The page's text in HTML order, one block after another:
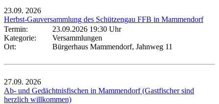
23.09. 2026
Herbst-Gauversammlung des Schützengau FFB in Mammendorf
Termin:
23.09.2026 19:30 Uhr
Kategorie:
Versammlungen
Ort:
Bürgerhaus Mammendorf, Jahnweg 11
27.09. 2026
Ab- und Gedächtnisfischen in Mammendorf (Gastfischer sind
herzlich willkommen)